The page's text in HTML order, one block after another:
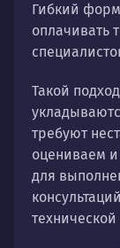
Гибкий
оплачивать
Такой
требуют
оцениваем
для